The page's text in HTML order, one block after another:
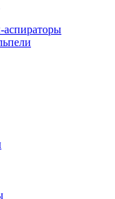
аспираторы